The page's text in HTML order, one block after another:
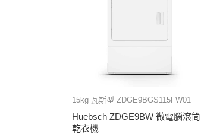
15kg 瓦斯型 ZDGE9BGS115FW01
Huebsch ZDGE9BW 微電腦滾筒
乾衣機